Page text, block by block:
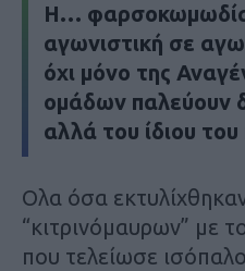
Η… φαρσοκωμωδία
αγωνιστική σε
όχι μόνο της
ομάδων παλεύουν
αλλά του ίδιου
Ολα όσα
“κιτρινόμαυρων” με
που τελείωσε